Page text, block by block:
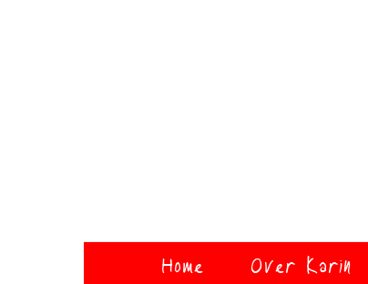
Home Over Karin